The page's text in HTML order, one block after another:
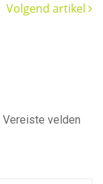
Volgend artikel
Vereiste velden